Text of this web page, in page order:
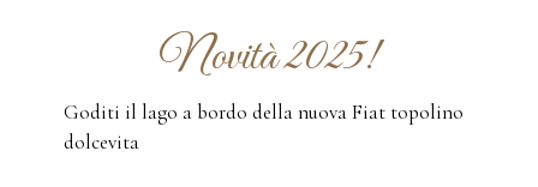
Novità 2025!
Goditi il lago a bordo della nuova Fiat topolino
dolcevita